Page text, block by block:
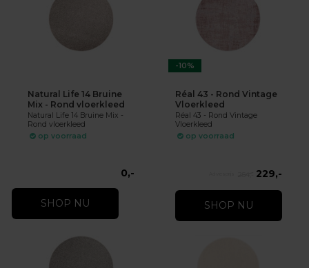
Natural Life 14 Bruine
Mix - Rond vloerkleed
Natural Life 14 Bruine Mix -
Rond vloerkleed
op voorraad
0,-
SHOP NU
-10%
Réal 43 - Rond Vintage
Vloerkleed
Réal 43 - Rond Vintage
Vloerkleed
op voorraad
229,-
SHOP NU